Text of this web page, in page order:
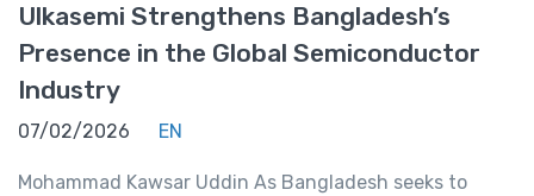
Ulkasemi Strengthens Bangladesh’s
Presence in the Global Semiconductor
Industry
07/02/2026 EN
Mohammad Kawsar Uddin As Bangladesh seeks to